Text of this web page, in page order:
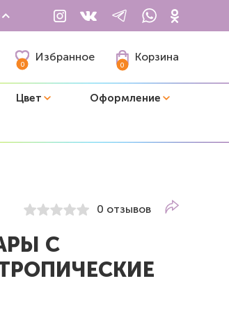
0
Избранное
0
Корзина
Цвет Оформление
0 отзывов
С